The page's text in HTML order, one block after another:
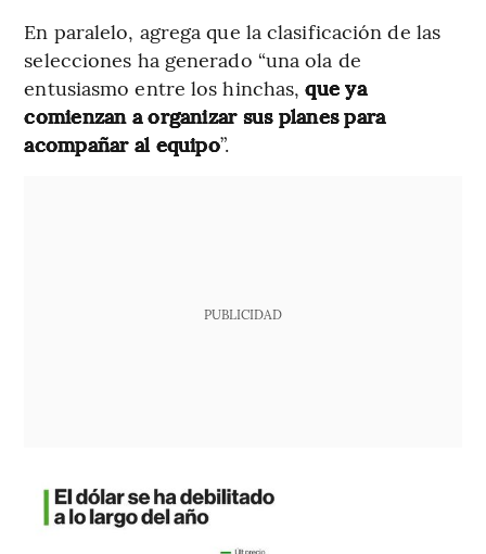
En paralelo, agrega que la clasificación de las
selecciones ha generado “una ola de
entusiasmo entre los hinchas,que ya
comienzan a organizar sus planes para
acompañar al equipo”.
PUBLICIDAD